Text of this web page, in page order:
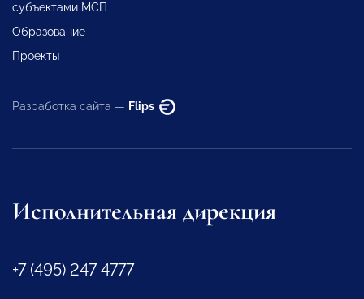
субъектами МСП
Образование
Проекты
Разработка сайта — Flips
Исполнительная дирекция
+7 (495) 247 4777